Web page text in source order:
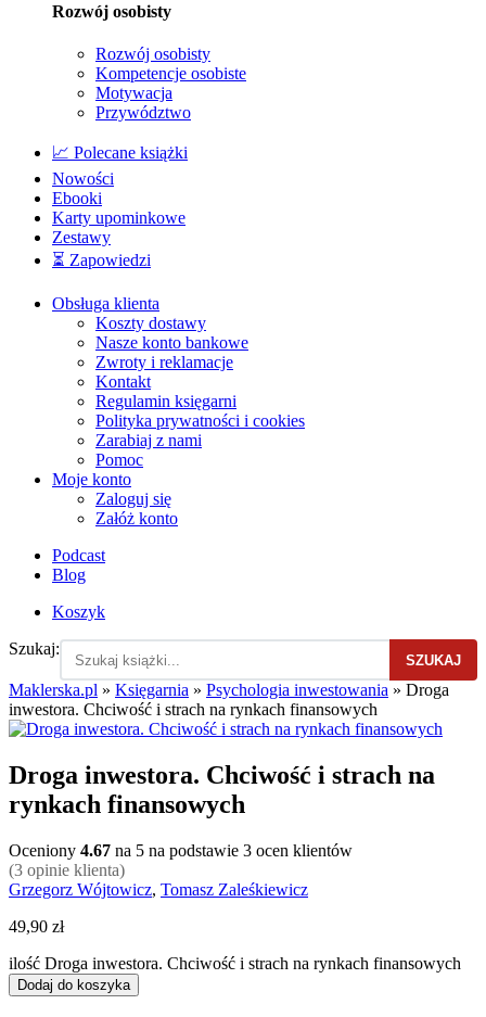
Rozwój osobisty
Rozwój osobisty
Kompetencje osobiste
Motywacja
Przywództwo
📈 Polecane książki
Nowości
Ebooki
Karty upominkowe
Zestawy
⏳ Zapowiedzi
Obsługa klienta
Koszty dostawy
Nasze konto bankowe
Zwroty i reklamacje
Kontakt
Regulamin księgarni
Polityka prywatności i cookies
Zarabiaj z nami
Pomoc
Moje konto
Zaloguj się
Załóż konto
Podcast
Blog
Koszyk
Szukaj:
SZUKAJ
Maklerska.pl » Księgarnia » Psychologia inwestowania » Droga
inwestora. Chciwość i strach na rynkach finansowych
Droga inwestora. Chciwość i strach na
rynkach finansowych
Oceniony 4.67 na 5 na podstawie 3 ocen klientów
(3 opinie klienta)
Grzegorz Wójtowicz, Tomasz Zaleśkiewicz
49,90 zł
ilość Droga inwestora. Chciwość i strach na rynkach finansowych
Dodaj do koszyka